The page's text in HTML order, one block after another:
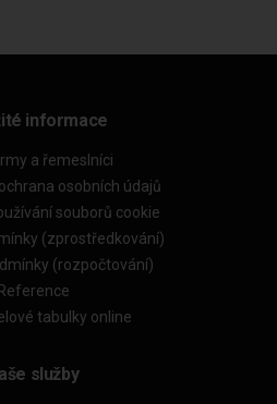
informace
a řemeslníci
osobních údajů
souborů cookie
(zprostředkování)
(rozpočtování)
Reference
tabulky online
služby